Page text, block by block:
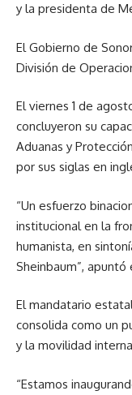
y la presidenta de
El Gobierno de
División de
El viernes 1 de
concluyeron su
Aduanas y
por sus siglas en
“Un esfuerzo
institucional en la
humanista, en
Sheinbaum”,
El mandatario
consolida como un
y la movilidad
“Estamos